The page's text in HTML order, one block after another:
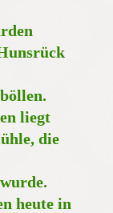
liegt
die
heute in